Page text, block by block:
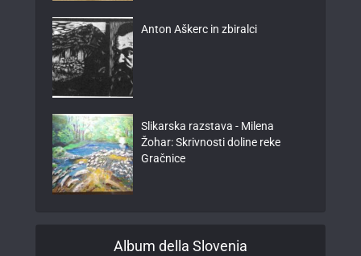
Anton Aškerc in zbiralci
Slikarska razstava - Milena
Žohar: Skrivnosti doline reke
Gračnice
Album della Slovenia